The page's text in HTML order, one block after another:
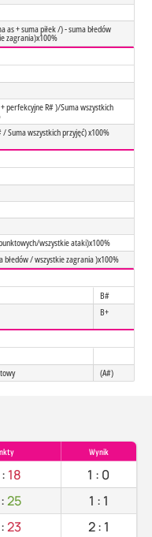
as + suma piłek /) - suma błedów
zagrania)x100%
perfekcyjne R# )/Suma wszystkich
Suma wszystkich przyjęć) x100%
wszystkie ataki)x100%
błedów / wszystkie zagrania )x100%
B#
B+
(A#)
Wynik
18 1 : 0
:25 1 : 1
:23 2: 1